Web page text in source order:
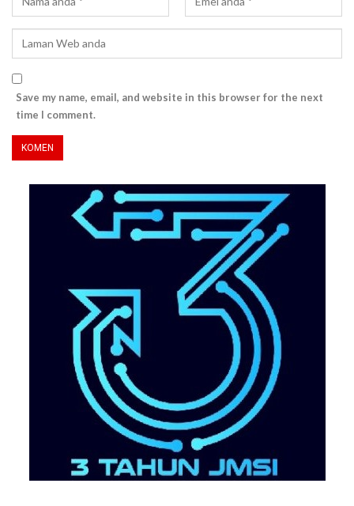
Save my name, email, and website in this browser for the next
time I comment.